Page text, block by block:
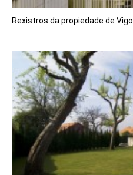
Rexistros da propiedade de Vigo